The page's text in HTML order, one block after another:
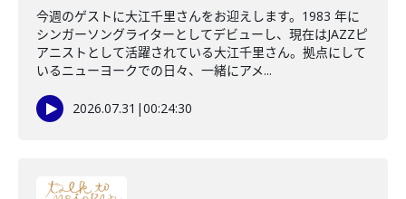
今週のゲストに大江千里さんをお迎えします。1983 年に
シンガーソングライターとしてデビューし、現在はJAZZピ
アニストとして活躍されている大江千里さん。拠点にして
いるニューヨークでの日々、一緒にアメ...
2026.07.31 |00:24:30